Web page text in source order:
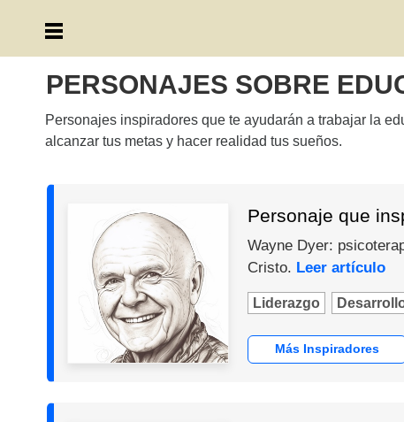
PERSONAJES SOBRE
Personajes inspiradores que te ayudarán a trabajar la
alcanzar tus metas y hacer realidad tus sueños.
Personaje que
Wayne Dyer:
Cristo. Leer artículo
Liderazgo
Más Inspiradores